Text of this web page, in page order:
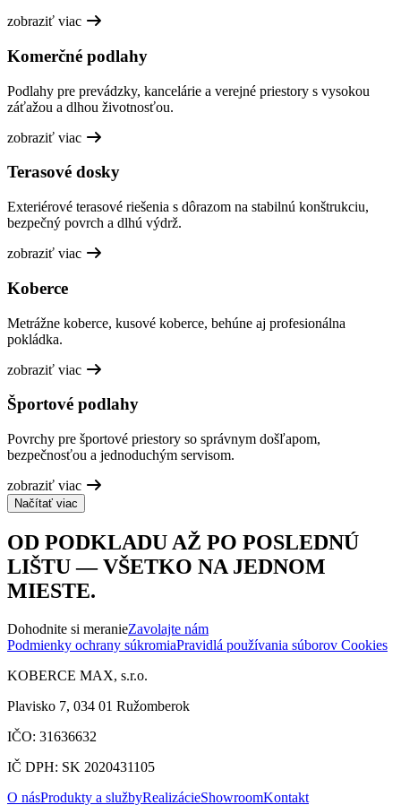
zobraziť viac
Komerčné podlahy
Podlahy pre prevádzky, kancelárie a verejné priestory s vysokou
záťažou a dlhou životnosťou.
zobraziť viac
Terasové dosky
Exteriérové terasové riešenia s dôrazom na stabilnú konštrukciu,
bezpečný povrch a dlhú výdrž.
zobraziť viac
Koberce
Metrážne koberce, kusové koberce, behúne aj profesionálna
pokládka.
zobraziť viac
Športové podlahy
Povrchy pre športové priestory so správnym došľapom,
bezpečnosťou a jednoduchým servisom.
zobraziť viac
Načítať viac
OD PODKLADU AŽ PO POSLEDNÚ
LIŠTU — VŠETKO NA JEDNOM
MIESTE.
Dohodnite si meranieZavolajte nám
Podmienky ochrany súkromiaPravidlá používania súborov Cookies
KOBERCE MAX, s.r.o.
Plavisko 7, 034 01 Ružomberok
IČO: 31636632
IČ DPH: SK 2020431105
O násProdukty a službyRealizácieShowroomKontakt